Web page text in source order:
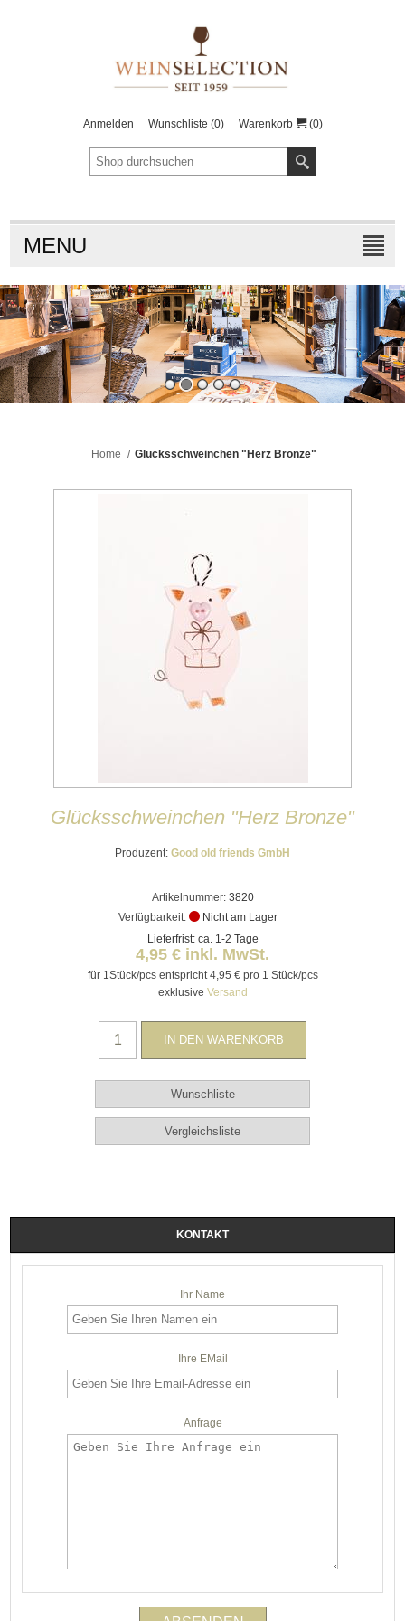
Anmelden Wunschliste (0) Warenkorb (0)
MENU
Home / Glücksschweinchen "Herz Bronze"
Glücksschweinchen "Herz Bronze"
Produzent: Good old friends GmbH
Artikelnummer: 3820
Verfügbarkeit:
Nicht am Lager
Lieferfrist: ca. 1-2 Tage
4,95 € inkl. MwSt.
für 1Stück/pcs entspricht 4,95 € pro 1 Stück/pcs
exklusive Versand
KONTAKT
Ihr Name
Ihre EMail
Anfrage